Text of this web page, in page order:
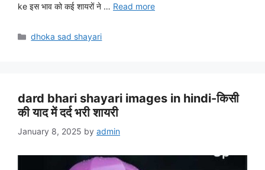
ke इस भाव को कई शायरों ने … Read more
Categories
dhoka sad shayari
dard bhari shayari images in hindi-किसी
की याद में दर्द भरी शायरी
January 8, 2025 by admin